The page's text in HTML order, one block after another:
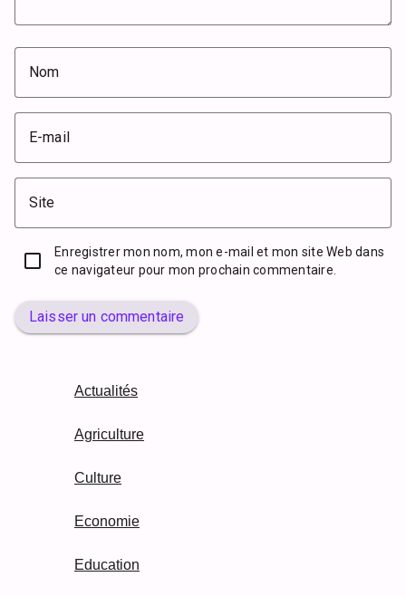
Nom
E-mail
Site
Enregistrer mon nom, mon e-mail et mon site Web dans
ce navigateur pour mon prochain commentaire.
Laisser un commentaire
Actualités
Agriculture
Culture
Economie
Education